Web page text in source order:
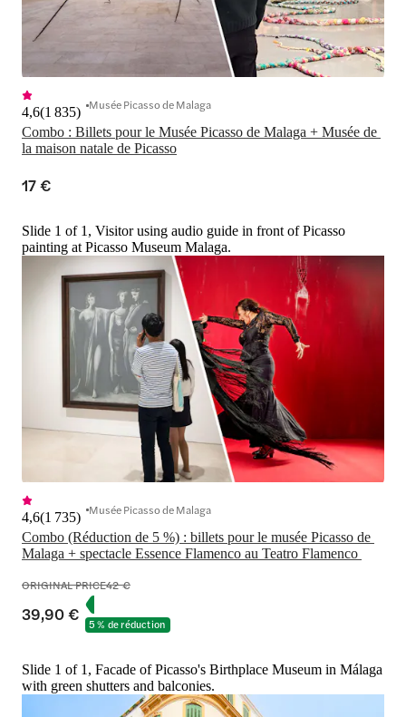
Combo : Billets pour le Musée Picasso de Malaga + Musée de
la maison natale de Picasso
4,6(1 835) Musée Picasso de Malaga
17 €
Slide 1 of 1, Visitor using audio guide in front of Picasso
painting at Picasso Museum Malaga.
Combo (Réduction de 5 %) : billets pour le musée Picasso de
4,6(1 735) Musée Picasso de Malaga
ORIGINAL PRICE42 €
39,90 € 5 % de réduction
Slide 1 of 1, Facade of Picasso's Birthplace Museum in Málaga
with green shutters and balconies.